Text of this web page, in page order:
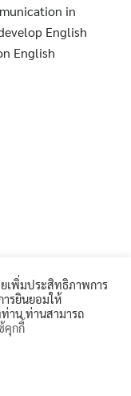
สนุนการศึกษา
in
English
English
เพิ่มประสิทธิภาพการ
ารยินยอมให้
าน ท่านสามารถ
คุกกี้